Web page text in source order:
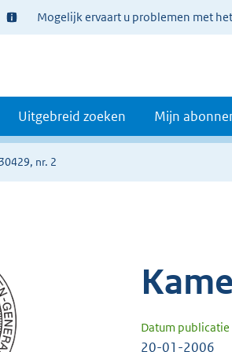
Ter
informatie:
Mogelijk ervaart u problemen met
Uitgebreid zoeken Mijn
nr. 2
Datum publicatie
20-01-2006